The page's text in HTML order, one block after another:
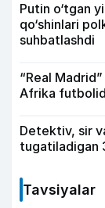
Putin o‘tgan
qo‘shinlari
suhbatlashdi
“Real
Afrika
Detektiv, sir
tugatiladigan
Tavsiyalar